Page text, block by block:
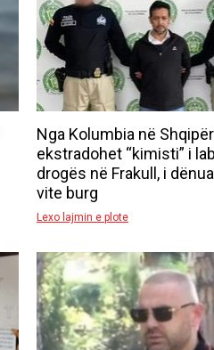
Nga Kolumbia në
ekstradohet “kimisti” i
drogës në Frakull, i
vite burg
Lexo lajmin e plote